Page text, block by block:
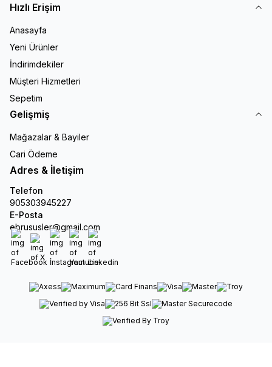
Hızlı Erişim
Anasayfa
Yeni Ürünler
İndirimdekiler
Müşteri Hizmetleri
Sepetim
Gelişmiş
Mağazalar & Bayiler
Cari Ödeme
Adres & İletişim
Telefon
905303945227
E-Posta
ebrususler@gmail.com
Facebook
X İnstagram
Youtube